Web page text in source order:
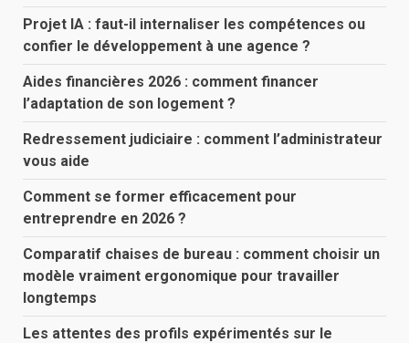
Projet IA : faut-il internaliser les compétences ou
confier le développement à une agence ?
Aides financières 2026 : comment financer
l’adaptation de son logement ?
Redressement judiciaire : comment l’administrateur
vous aide
Comment se former efficacement pour
entreprendre en 2026 ?
Comparatif chaises de bureau : comment choisir un
modèle vraiment ergonomique pour travailler
longtemps
Les attentes des profils expérimentés sur le